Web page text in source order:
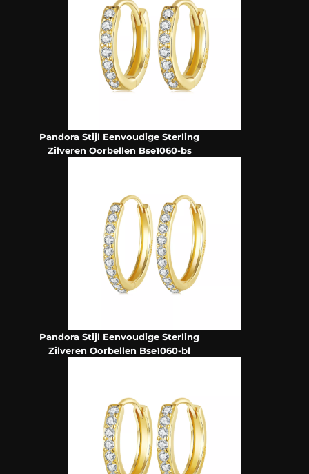
Pandora Stijl Eenvoudige Sterling
Zilveren Oorbellen Bse1060-bs
Pandora Stijl Eenvoudige Sterling
Zilveren Oorbellen Bse1060-bl